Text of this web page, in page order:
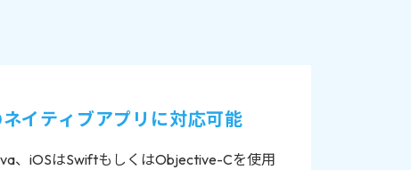
イティブアプリに対応可能
、iOSはSwiftもしくはObjective-Cを使用